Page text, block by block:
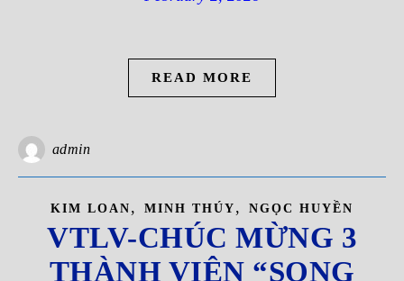
READ MORE
admin
KIM LOAN , MINH THÚY , NGỌC HUYỀN
VTLV-CHÚC MỪNG 3
THÀNH VIÊN “SONG